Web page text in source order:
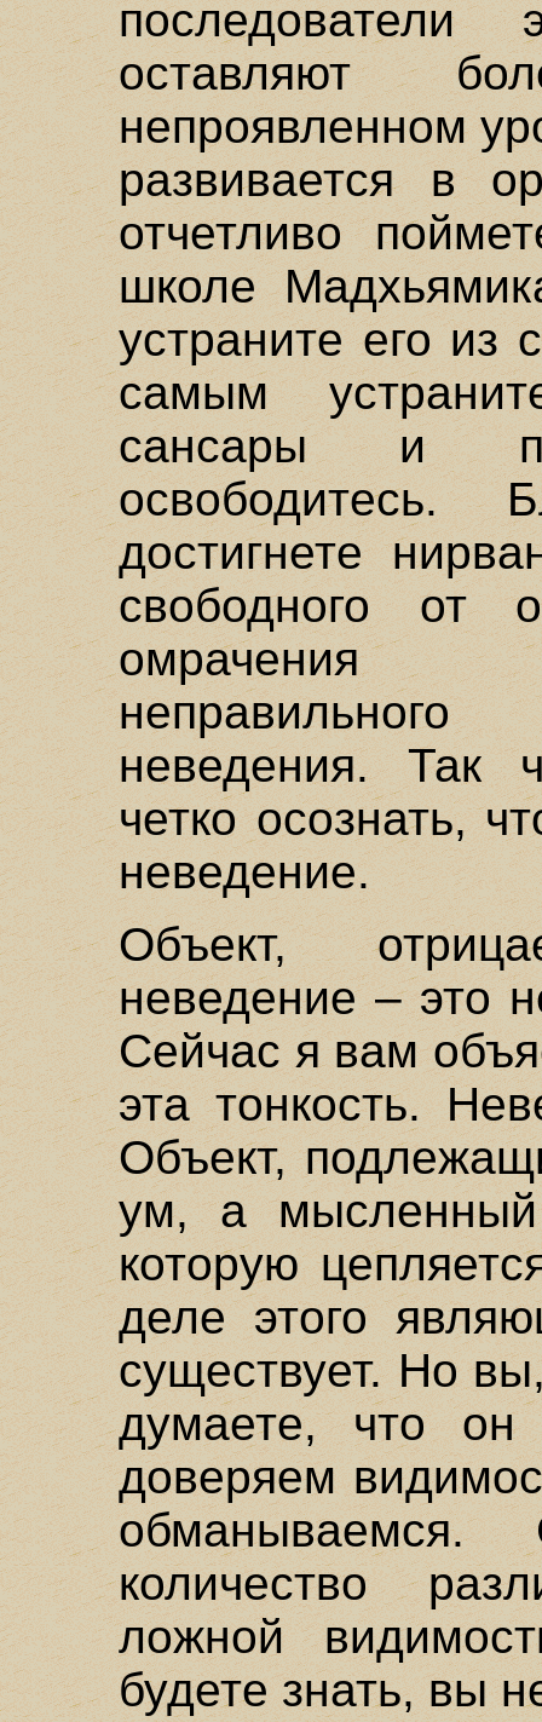
оставляют
непроявленном
развивается в
отчетливо
школе
устраните его из
самым
сансары и
освободитесь.
достигнете
свободного от
омрачения
неведения. Так
четко осознать,
неведение.
Объект,
неведение – это
Сейчас я вам
эта тонкость.
Объект,
ум, а мысленный
которую
деле этого
существует. Но
думаете, что
доверяем
обманываемся.
количество
ложной
будете знать, вы